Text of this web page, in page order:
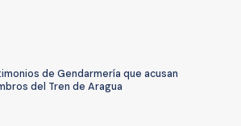
de Gendarmería que acusan
del Tren de Aragua